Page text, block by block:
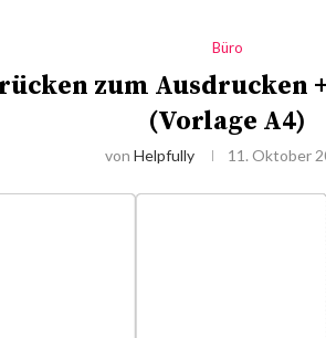
Büro
zum Ausdrucken +
(Vorlage A4)
von Helpfully 11. Oktober